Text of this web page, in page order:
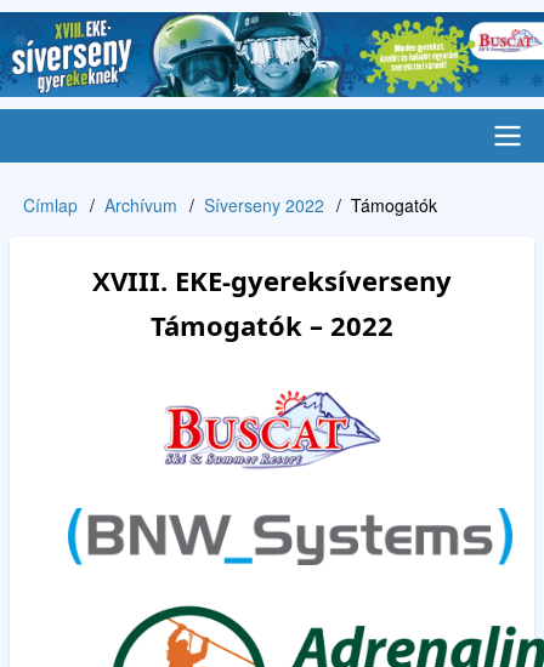
Ugrás
a
tartalomra
Main
Morzsa
Címlap Archívum Síverseny 2022 Támogatók
XVIII. EKE-gyereksíverseny
Támogatók – 2022